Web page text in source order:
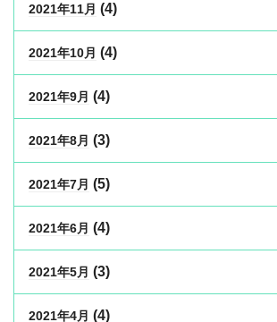
2021年11月 (4)
2021年10月 (4)
2021年9月 (4)
2021年8月 (3)
2021年7月 (5)
2021年6月 (4)
2021年5月 (3)
2021年4月 (4)